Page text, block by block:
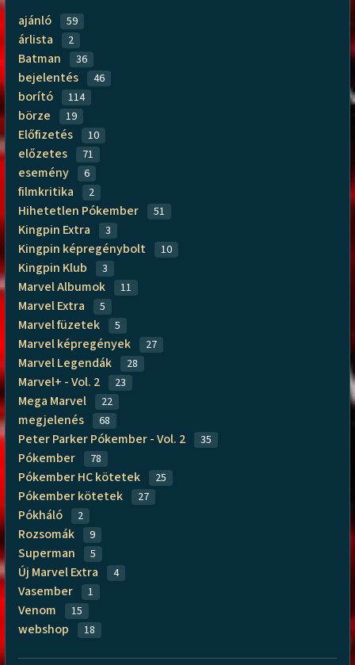
ajánló 59
árlista 2
Batman 36
bejelentés 46
borító 114
börze 19
Előfizetés 10
előzetes 71
esemény 6
filmkritika 2
Hihetetlen Pókember 51
Kingpin Extra 3
Kingpin képregénybolt 10
Kingpin Klub 3
Marvel Albumok 11
Marvel Extra 5
Marvel füzetek 5
Marvel képregények 27
Marvel Legendák 28
Marvel+ - Vol. 2 23
Mega Marvel 22
megjelenés 68
Peter Parker Pókember - Vol. 2 35
Pókember 78
Pókember HC kötetek 25
Pókember kötetek 27
Pókháló 2
Rozsomák 9
Superman 5
Új Marvel Extra 4
Vasember 1
Venom 15
webshop 18